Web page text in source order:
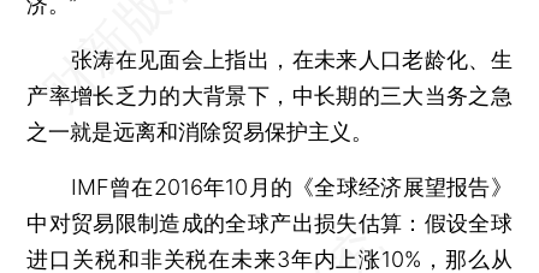
张涛在见面会上指出，在未来人口老龄化、生
产率增长乏力的大背景下，中长期的三大当务之急
之一就是远离和消除贸易保护主义。
IMF曾在2016年10月的《全球经济展望报告》
中对贸易限制造成的全球产出损失估算：假设全球
进口关税和非关税在未来3年内上涨10%，那么从